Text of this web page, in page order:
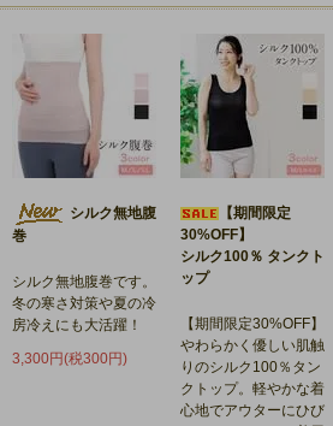
シルク無地腹
巻
シルク無地腹巻です。
冬の寒さ対策や夏の冷
房冷えにも大活躍！
3,300円(税300円)
【期間限定
30%OFF】
シルク100％ タンクト
ップ
【期間限定30%OFF】
やわらかく優しい肌触
りのシルク100％タン
クトップ。軽やかな着
心地でアウターにひび